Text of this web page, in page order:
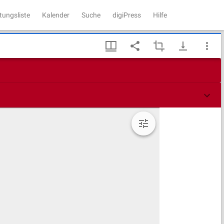
Kalender Suche digiPress Hilfe